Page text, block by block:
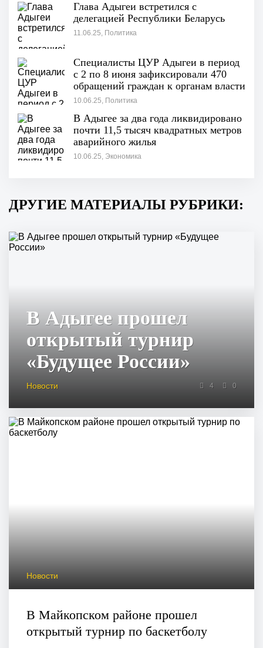
Глава Адыгеи встретился с
делегацией Республики Беларусь
11.06.25, Политика
Специалисты ЦУР Адыгеи в период
с 2 по 8 июня зафиксировали 470
обращений граждан к органам власти
республики.
10.06.25, Политика
В Адыгее за два года ликвидировано
почти 11,5 тысяч квадратных метров
аварийного жилья
10.06.25, Экономика
ДРУГИЕ МАТЕРИАЛЫ РУБРИКИ:
В Адыгее прошел
открытый турнир
«Будущее России»
Новости 4 0
Новости
В Майкопском районе прошел
открытый турнир по баскетболу